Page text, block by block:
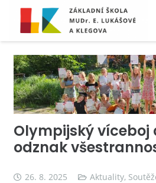
Olympijský víceboj
odznak
26. 8. 2025 Aktuality,